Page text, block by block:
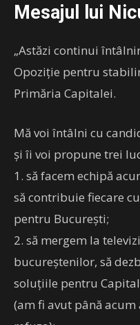
Mesajul lui
„Astăzi continui
Opoziție pentru
Primăria Capitalei.
Mă voi întâlni cu
și îi voi propune trei
1. să facem echipă
să contribuie fiecare
pentru București;
2. să mergem la
bucureștenilor, să
soluțiile pentru
(am fi avut până acum